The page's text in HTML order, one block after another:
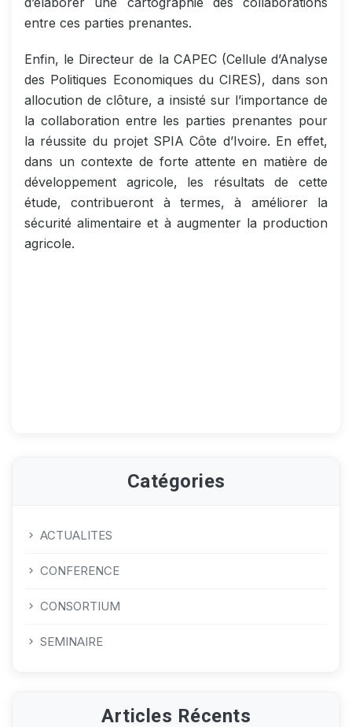
entre ces parties prenantes.
Enfin, le Directeur de la CAPEC (Cellule d’Analyse
des Politiques Economiques du CIRES), dans son
allocution de clôture, a insisté sur l’importance de
la collaboration entre les parties prenantes pour
la réussite du projet SPIA Côte d’Ivoire. En effet,
dans un contexte de forte attente en matière de
développement agricole, les résultats de cette
étude, contribueront à termes, à améliorer la
sécurité alimentaire et à augmenter la production
agricole.
Catégories
ACTUALITES
CONFERENCE
CONSORTIUM
SEMINAIRE
Articles Récents